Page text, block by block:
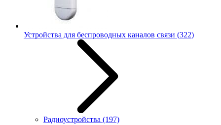
Устройства для беспроводных каналов связи (322)
Радиоустройства (197)